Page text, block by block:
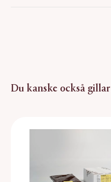
Du kanske också gillar